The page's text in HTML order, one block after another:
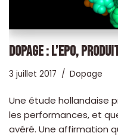
DOPAGE : L’EPO,
3 juillet 2017 Dopage
Une étude hollandaise
les performances, et
avéré. Une affirmation